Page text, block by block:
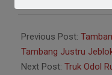
02-
03
Previous Post:
Tambang Justru
Next Post: Truk Odol